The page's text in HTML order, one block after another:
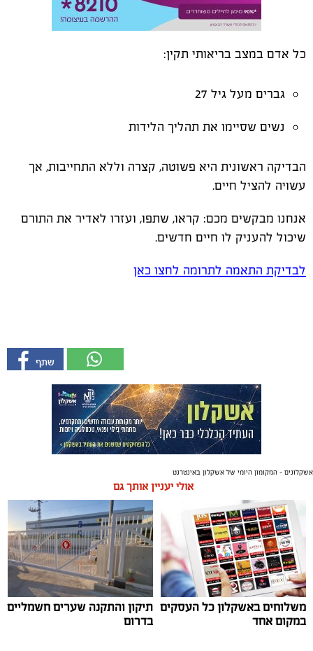
כל אדם במצב בריאותי תקין:
גברים מעל גיל 27
נשים שסיימו את תהליך הלידות
הבדיקה ראשונית היא פשוטה, קצרה וללא התחייבות, אך
עשויה להציל חיים.
אנחנו מבקשים מכם: קראו, שתפו, ועזרו לאדיר את התורם
שיכול להעניק לו חיים חדשים.
לבדיקת התאמה לתרומה לחצו כאן
אשקלונים - המקומון היומי של אשקלון באינטרנט
אולי יעניין אותך גם
משלוחים באשקלון כל העסקים
במקום אחד
תיקון והתקנה שערים חשמליים
בדרום